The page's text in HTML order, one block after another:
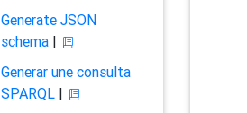
Generate JSON
schema|
Generar une consulta
SPARQL|